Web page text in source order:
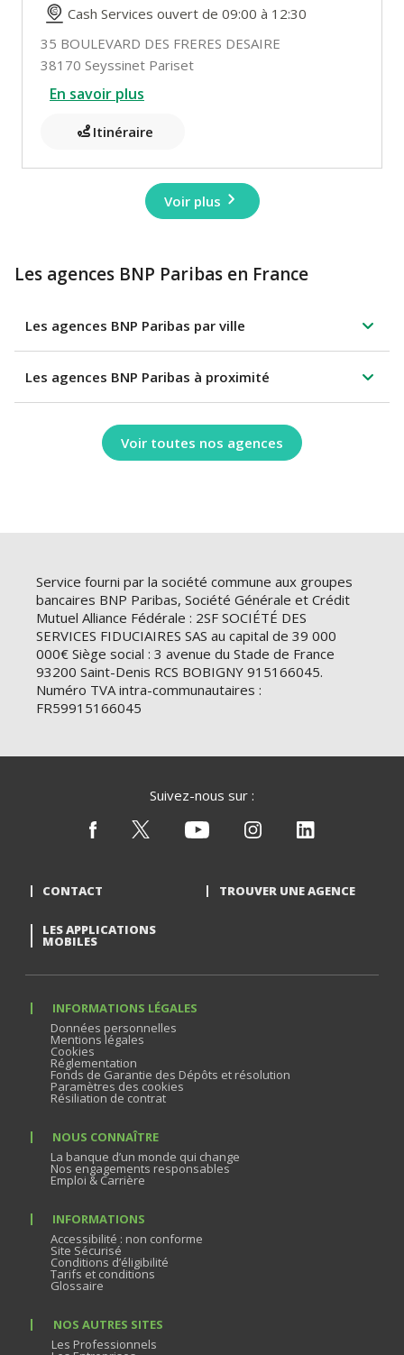
Cash Services ouvert de 09:00 à 12:30
35 BOULEVARD DES FRERES DESAIRE
38170 Seyssinet Pariset
En savoir plus
Itinéraire
Voir plus
Les agences BNP Paribas en France
Les agences BNP Paribas par ville
Les agences BNP Paribas à proximité
Voir toutes nos agences
Service fourni par la société commune aux groupes
bancaires BNP Paribas, Société Générale et Crédit
Mutuel Alliance Fédérale : 2SF SOCIÉTÉ DES
SERVICES FIDUCIAIRES SAS au capital de 39 000
000€ Siège social : 3 avenue du Stade de France
93200 Saint-Denis RCS BOBIGNY 915166045.
Numéro TVA intra-communautaires :
FR59915166045
Suivez-nous sur :
CONTACT TROUVER UNE AGENCE
LES APPLICATIONS
MOBILES
INFORMATIONS LÉGALES
Données personnelles
Mentions légales
Cookies
Réglementation
Fonds de Garantie des Dépôts et résolution
Paramètres des cookies
Résiliation de contrat
NOUS CONNAÎTRE
La banque d’un monde qui change
Nos engagements responsables
Emploi & Carrière
INFORMATIONS
Accessibilité : non conforme
Site Sécurisé
Conditions d’éligibilité
Tarifs et conditions
Glossaire
NOS AUTRES SITES
Les Professionnels